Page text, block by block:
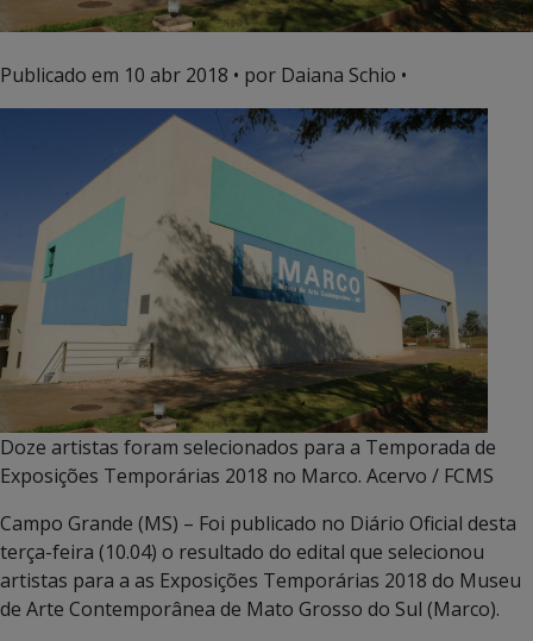
Publicado em 10 abr 2018 • por Daiana Schio •
Doze artistas foram selecionados para a Temporada de
Exposições Temporárias 2018 no Marco. Acervo / FCMS
Campo Grande (MS) – Foi publicado no Diário Oficial desta
terça-feira (10.04) o resultado do edital que selecionou
artistas para a as Exposições Temporárias 2018 do Museu
de Arte Contemporânea de Mato Grosso do Sul (Marco).